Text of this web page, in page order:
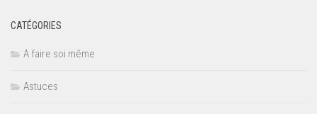
CATÉGORIES
A faire soi même
Astuces